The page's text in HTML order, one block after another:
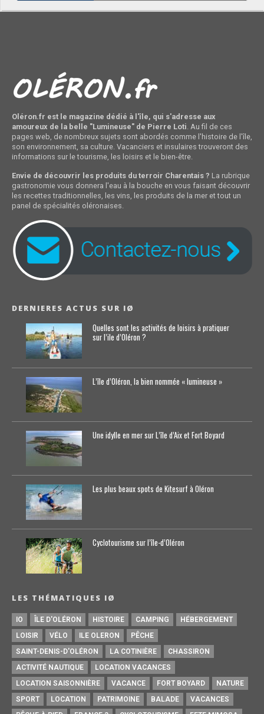
Oléron.fr est le magazine dédié à l'île, qui s'adresse aux
amoureux de la belle "Lumineuse" de Pierre Loti . Au fil de ces
pages web, de nombreux sujets sont abordés comme l'histoire de l'île,
son environnement, sa culture. Vacanciers et insulaires trouveront des
informations sur le tourisme, les loisirs et le bien-être.
Envie de découvrir les produits du terroir Charentais ? La rubrique
gastronomie vous donnera l'eau à la bouche en vous faisant découvrir
les recettes traditionnelles, les vins, les produits de la mer et tout un
panel de spécialités oléronaises.
DERNIERES ACTUS SUR IØ
Quelles sont les activités de loisirs à pratiquer
sur l’ile d’Oléron ?
L’île d’Oléron, la bien nommée « lumineuse »
Une idylle en mer sur L’île d’Aix et Fort Boyard
Les plus beaux spots de Kitesurf à Oléron
Cyclotourisme sur l’île-d’0léron
LES THÉMATIQUES IØ
IO ÎLE D'OLÉRON HISTOIRE CAMPING
HÉBERGEMENT
LOISIR
VÉLO ILE OLERON
PÊCHE
SAINT-DENIS-D'OLÉRON
LA COTINIÈRE
CHASSIRON
ACTIVITÉ NAUTIQUE
LOCATION VACANCES
LOCATION SAISONNIÈRE
VACANCE FORT BOYARD
NATURE
SPORT
LOCATION PATRIMOINE BALADE
VACANCES